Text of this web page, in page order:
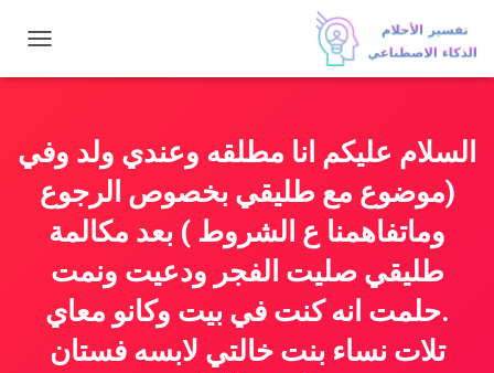
ب
ا
السلام عليكم انا مطلقه وعندي ولد وفي
(موضوع مع طليقي بخصوص الرجوع
وماتفاهمنا ع الشروط ) بعد مكالمة
طليقي صليت الفجر ودعيت ونمت
.حلمت انه كنت في بيت وكانو معاي
تلات نساء بنت خالتي لابسه فستان